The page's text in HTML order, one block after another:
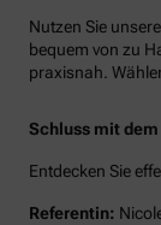
Nutzen Sie
bequem von zu
praxisnah.
Schluss mit dem
Entdecken Sie
Referentin: